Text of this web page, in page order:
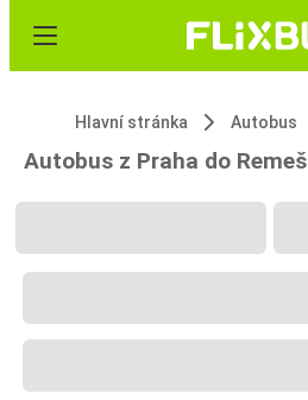
Hlavní stránka Autobus
Autobus z Praha do Remeš